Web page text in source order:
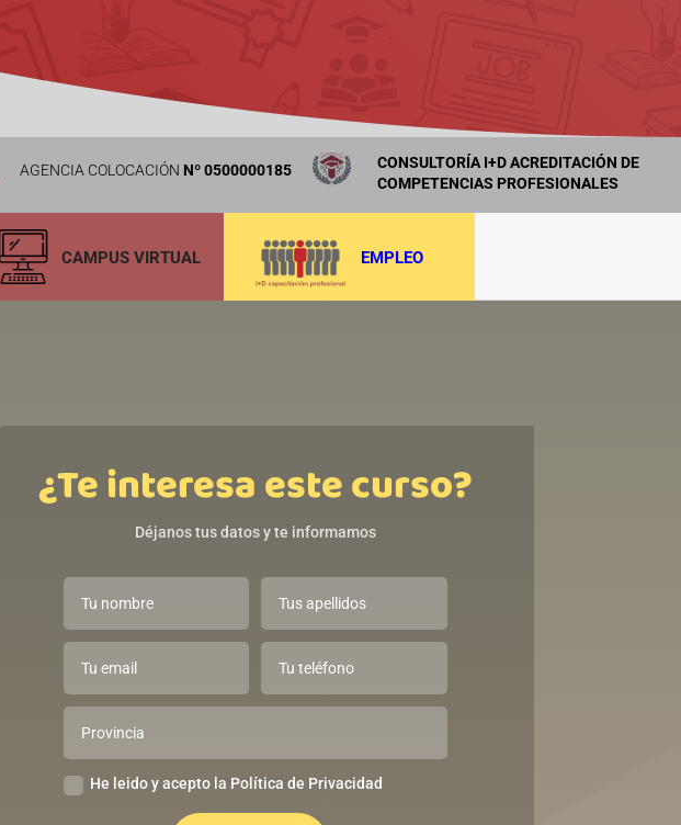
AGENCIA COLOCACIÓN Nº 0500000185
CONSULTORÍA I+D ACREDITACIÓN DE
COMPETENCIAS PROFESIONALES
EMPLEO
CAMPUS VIRTUAL
¿Te interesa este curso?
Déjanos tus datos y te informamos
He leido y acepto la Política de Privacidad